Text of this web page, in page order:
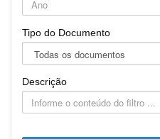
Tipo do Documento
Descrição